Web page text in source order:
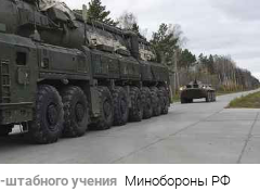
учения Минобороны РФ